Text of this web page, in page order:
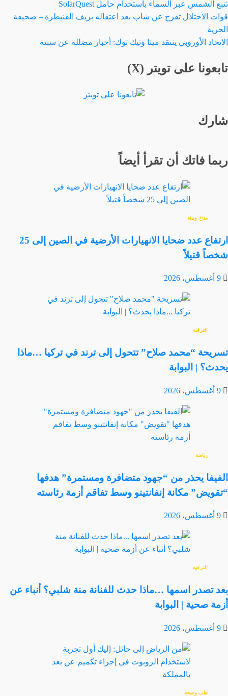
تتبع الشمس عبر السماء باستخدام حامل SolarQuest
قوات الاحتلال تفرج عن شاب بعد اعتقاله بريف القنيطرة – صحيفة
الحرية
الاتحاد الأوروبي ينتقد ميتا وتيك توك: أخبار مضللة عن سبتة
تابعونا على تويتر (X)
شارك
ربما فاتك أن تقرأ أيضاً
مناخ وبيئة
ارتفاع عدد ضحايا الانهيارات الأرضية في الصين إلى 25
شخصاً قتيلاً
9 أغسطس، 2026
الترفيه
تسريحة “محمد صلاح” تتحول إلى ترند في تركيا …ماذا
يحدث؟ | البوابة
9 أغسطس، 2026
رياضة
الفيفا يحذر من “جهود متضافرة ومستمرة” هدفها
“تقويض” مكانة إنفانتينو وسط تفاقم أزمة رئاسته
9 أغسطس، 2026
الترفيه
بعد تصدر اسمها …ماذا حدث للفنانة منة شلبي؟ أنباء عن
أزمة صحية | البوابة
9 أغسطس، 2026
طب وصحة